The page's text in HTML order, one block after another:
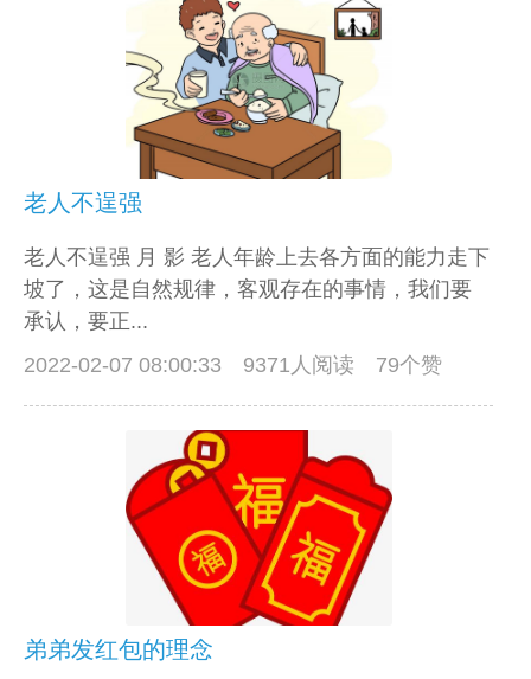
老人不逞强
老人不逞强 月 影 老人年龄上去各方面的能力走下
坡了，这是自然规律，客观存在的事情，我们要
承认，要正...
2022-02-07 08:00:33
9371人阅读 79个赞
弟弟发红包的理念